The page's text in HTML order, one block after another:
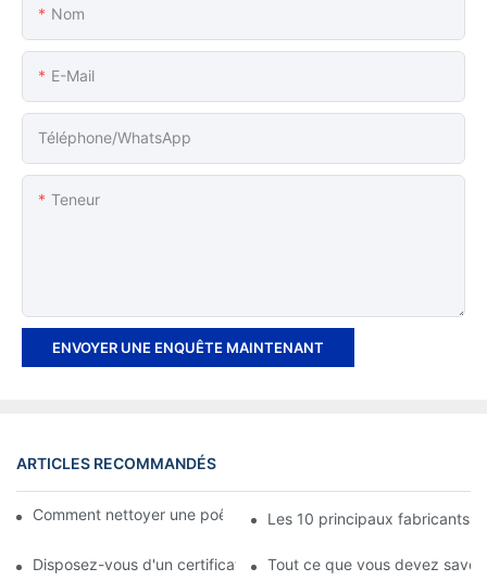
Nom
E-Mail
Téléphone/WhatsApp
Teneur
ENVOYER UNE ENQUÊTE MAINTENANT
ARTICLES RECOMMANDÉS
Comment nettoyer une poêle à frire en acier inoxydable
Les 10 principaux fabricants
Disposez-vous d'un certificat de produit ou d'un rapport
Tout ce que vous devez